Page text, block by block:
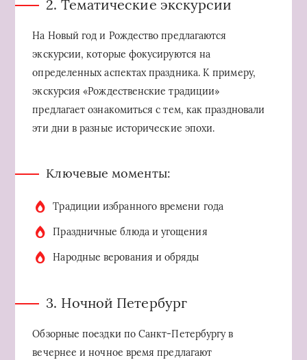
2. Тематические экскурсии
На Новый год и Рождество предлагаются
экскурсии, которые фокусируются на
определенных аспектах праздника. К примеру,
экскурсия «Рождественские традиции»
предлагает ознакомиться с тем, как праздновали
эти дни в разные исторические эпохи.
Ключевые моменты:
Традиции избранного времени года
Праздничные блюда и угощения
Народные верования и обряды
3. Ночной Петербург
Обзорные поездки по Санкт-Петербургу в
вечернее и ночное время предлагают